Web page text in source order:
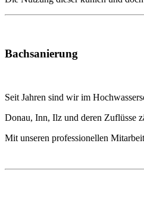
Bachsanierung
Seit Jahren sind wir im
Donau, Inn, Ilz und deren Zuflüsse
Mit unseren professionellen